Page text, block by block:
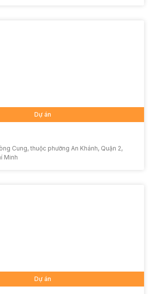
Dự án
Cung, thuộc phường An Khánh, Quận 2,
Minh
Dự án